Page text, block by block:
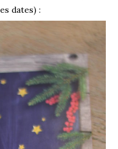
dates) :